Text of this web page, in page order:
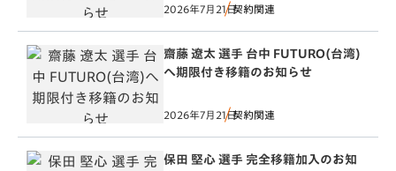
2026年7月21日契約関連
齋藤 遼太 選手 台中 FUTURO(台湾)
へ期限付き移籍のお知らせ
2026年7月21日契約関連
保田 堅心 選手 完全移籍加入のお知